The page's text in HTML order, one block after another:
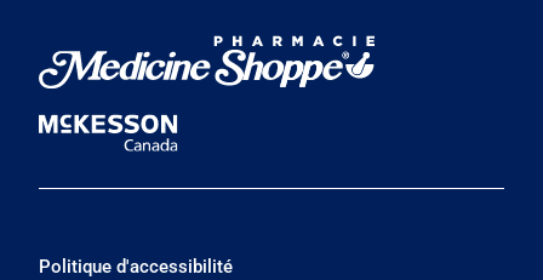
Politique d'accessibilité